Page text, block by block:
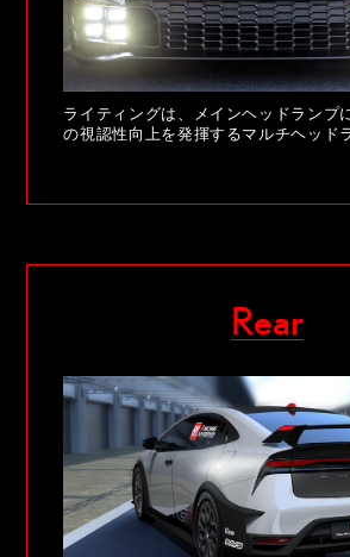
ライティングは、メインヘッドランプ
の視認性向上を発揮するマルチヘッド
Rear